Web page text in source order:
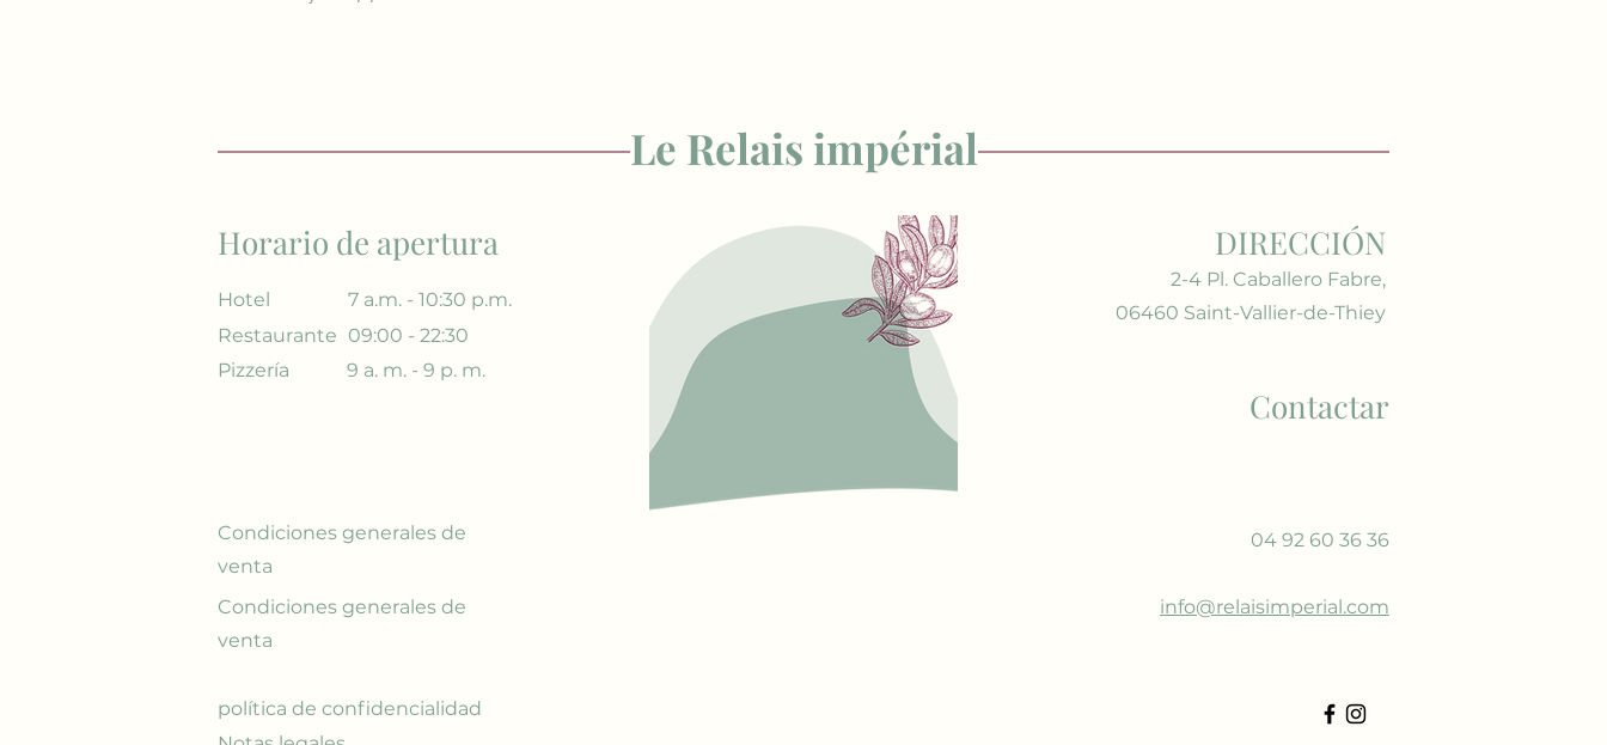
Le Relais impérial
Horario de apertura
Hotel
7 a.m. - 10:30 p.m.
Restaurante 09:00 - 22:30
Pizzería
9 a. m. - 9 p. m.
Condiciones generales de
venta
Condiciones generales de
venta
política de confidencialidad
DIRECCIÓN
2-4 Pl. Caballero Fabre,
06460 Saint-Vallier-de-Thiey
Contactar
04 92 60 36 36
info@relaisimperial.com